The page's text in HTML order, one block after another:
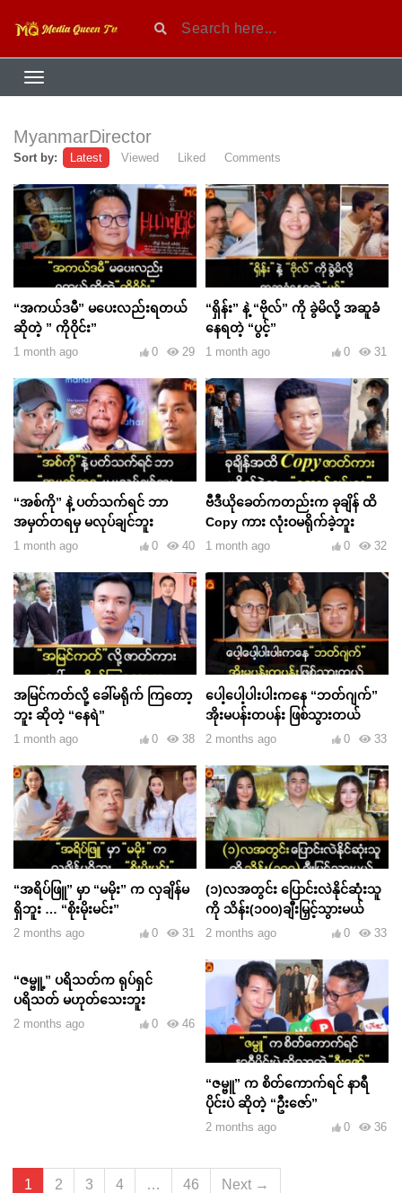
MyanmarDirector
Sort by: Latest Viewed Liked Comments
“အကယ်ဒမီ” မပေးလည်းရတယ်
ဆိုတဲ့ ” ကိုဝိုင်း”
1 month ago 29
0
“ရှိန်း” နဲ့ “ဗိုလ်” ကို ခွဲမိလို့ အဆူခံ
နေရတဲ့ “ပွင့်”
1 month ago 31
0
“အစ်ကို” နဲ့ ပတ်သက်ရင် ဘာ
အမှတ်တရမှ မလုပ်ချင်ဘူး
1 month ago 40
0
ဗီဒီယိုခေတ်ကတည်းက ခုချိန် ထိ
Copy ကား လုံးဝမရိုက်ခဲ့ဘူး
1 month ago 32
0
အမြင်ကတ်လို့ ခေါ်မရိုက် ကြတော့
ဘူး ဆိုတဲ့ “နေရဲ”
1 month ago 38
0
ပေါ့ပေါ့ပါးပါးကနေ “ဘတ်ဂျက်”
အိုးမပန်းတပန်း ဖြစ်သွားတယ်
2 months ago 33
0
“အရိပ်ဖြူ” မှာ “မမိုး” က လှချိန်မ
ရှိဘူး … “စိုးမိုးမင်း”
2 months ago 31
0
(၁)လအတွင်း ပြောင်းလဲနိုင်ဆုံးသူ
ကို သိန်း(၁၀၀)ချီးမြှင့်သွားမယ်
2 months ago 33
0
“ဇမ္ဗူ့” ပရိသတ်က ရုပ်ရှင်
ပရိသတ် မဟုတ်သေးဘူး
2 months ago 46
0
“ဇမ္ဗူ” က စိတ်ကောက်ရင် နာရီ
ပိုင်းပဲ ဆိုတဲ့ “ဦးဇော်”
2 months ago 36
0
1 2 3 4 … 46 Next →